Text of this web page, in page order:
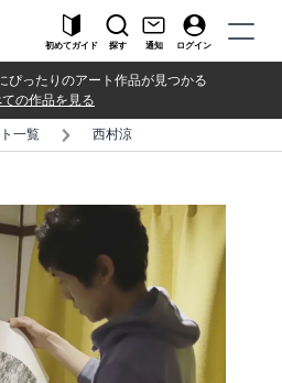
初めてガイド 探す 通知 ログイン
ぴったりのアート作品が見つかる
の作品を見る
一覧 西村涼